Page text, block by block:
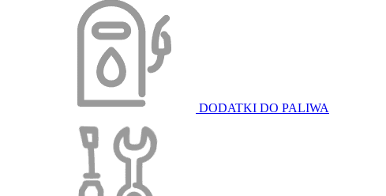
DODATKI DO PALIWA